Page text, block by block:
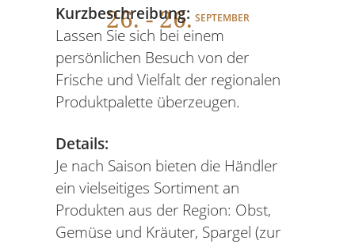
26. - 26. SEPTEMBER
Kurzbeschreibung:
Lassen Sie sich bei einem
persönlichen Besuch von der
Frische und Vielfalt der regionalen
Produktpalette überzeugen.
Details:
Je nach Saison bieten die Händler
ein vielseitiges Sortiment an
Produkten aus der Region: Obst,
Gemüse und Kräuter, Spargel (zur